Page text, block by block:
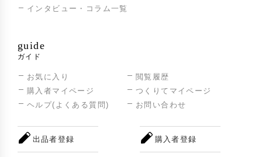
インタビュー・コラム一覧
guide
ガイド
お気に入り
閲覧履歴
購入者マイページ
つくりてマイページ
ヘルプ(よくある質問)
お問い合わせ
出品者登録 購入者登録